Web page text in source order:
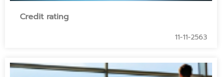
Credit rating
11-11-2563